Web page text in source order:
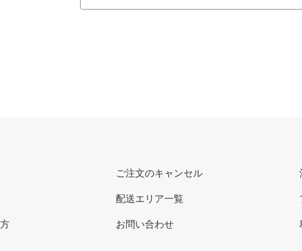
ご注文のキャンセル
配送エリア一覧
お問い合わせ